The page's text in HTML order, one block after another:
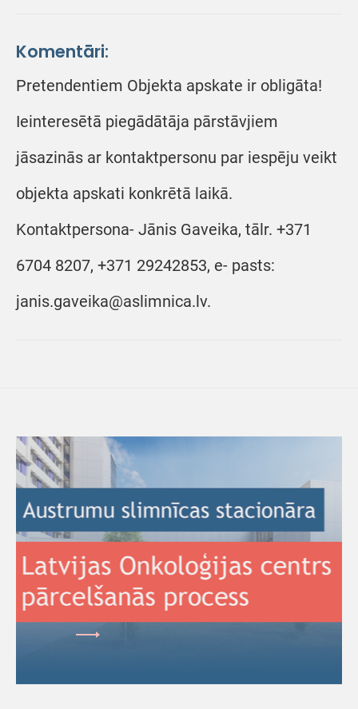
Komentāri:
Pretendentiem Objekta apskate ir obligāta!
Ieinteresētā piegādātāja pārstāvjiem
jāsazinās ar kontaktpersonu par iespēju veikt
objekta apskati konkrētā laikā.
Kontaktpersona- Jānis Gaveika, tālr. +371
6704 8207, +371 29242853, e- pasts:
janis.gaveika@aslimnica.lv.